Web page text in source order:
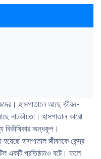
চিহ্নিত করেছেন।
পুরস্কৃত হয়েছে তার ছােটগল্প
গ্রন্থ ৪-তে দুঃখ।
ভ্রমণ কাহিনী ও গৃহীত সাক্ষাৎকার
ব্যতিক্রমধর্মী লেখা পাঠ তাই
ব্যক্তিদের এবং নৃবিজ্ঞানে
হাসপাতালে আছে জীবন-
নাটকীয়তা। হাসপাতাল কারাে
বিভীষিকার অন্ধকূপ।
হাসপাতাল জীবনকে কেন্দ্র
একটি প্রতিষ্ঠানও বটে। ফলে